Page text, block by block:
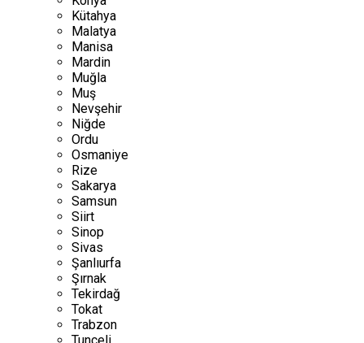
Kütahya
Malatya
Manisa
Mardin
Muğla
Muş
Nevşehir
Niğde
Ordu
Osmaniye
Rize
Sakarya
Samsun
Siirt
Sinop
Sivas
Şanlıurfa
Şırnak
Tekirdağ
Tokat
Trabzon